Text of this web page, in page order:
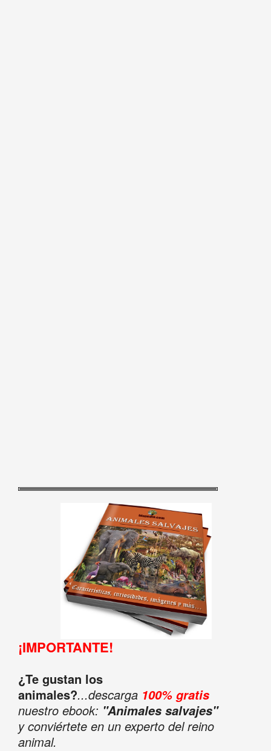
¡IMPORTANTE!
¿Te gustan los
animales?...descarga 100% gratis
nuestro ebook: "Animales salvajes"
y conviértete en un experto del reino
animal.